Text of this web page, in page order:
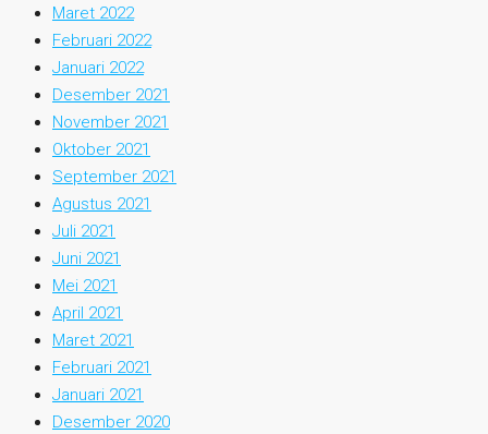
Maret 2022
Februari 2022
Januari 2022
Desember 2021
November 2021
Oktober 2021
September 2021
Agustus 2021
Juli 2021
Juni 2021
Mei 2021
April 2021
Maret 2021
Februari 2021
Januari 2021
Desember 2020